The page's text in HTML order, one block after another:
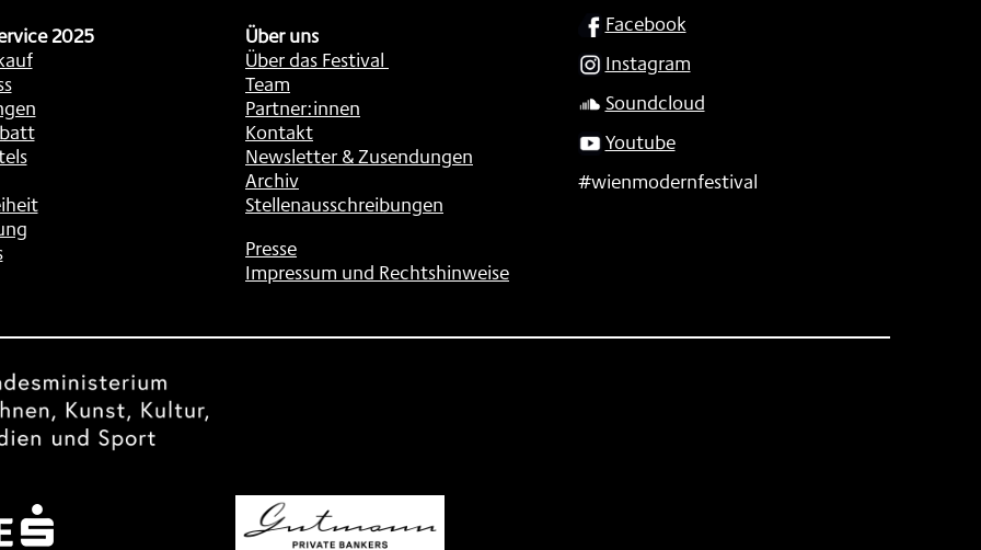
2025
Über uns
Über das Festival
Team
Partner:innen
Kontakt
Newsletter & Zusendungen
Archiv
Stellenausschreibungen
Presse
Impressum und Rechtshinweise
SOCIAL
Facebook
Instagram
Soundcloud
Youtube
#wienmodernfestival